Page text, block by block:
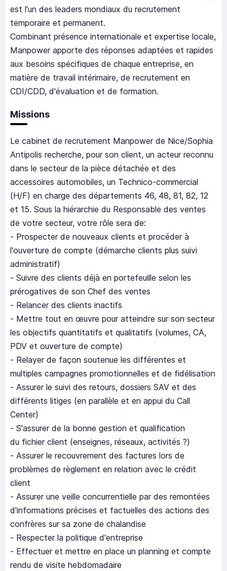
est l'un des leaders mondiaux du recrutement
temporaire et permanent.
Combinant présence internationale et expertise locale,
Manpower apporte des réponses adaptées et rapides
aux besoins spécifiques de chaque entreprise, en
matière de travail intérimaire, de recrutement en
CDI/CDD, d'évaluation et de formation.
Missions
Le cabinet de recrutement Manpower de Nice/Sophia
Antipolis recherche, pour son client, un acteur reconnu
dans le secteur de la pièce détachée et des
accessoires automobiles, un Technico-commercial
(H/F) en charge des départements 46, 48, 81, 82, 12
et 15. Sous la hiérarchie du Responsable des ventes
de votre secteur, votre rôle sera de:
- Prospecter de nouveaux clients et procéder à
l'ouverture de compte (démarche clients plus suivi
administratif)
- Suivre des clients déjà en portefeuille selon les
prérogatives de son Chef des ventes
- Relancer des clients inactifs
- Mettre tout en œuvre pour atteindre sur son secteur
les objectifs quantitatifs et qualitatifs (volumes, CA,
PDV et ouverture de compte)
- Relayer de façon soutenue les différentes et
multiples campagnes promotionnelles et de fidélisation
- Assurer le suivi des retours, dossiers SAV et des
différents litiges (en parallèle et en appui du Call
Center)
- S'assurer de la bonne gestion et qualification
du fichier client (enseignes, réseaux, activités ?)
- Assurer le recouvrement des factures lors de
problèmes de règlement en relation avec le crédit
client
- Assurer une veille concurrentielle par des remontées
d'informations précises et factuelles des actions des
confrères sur sa zone de chalandise
- Respecter la politique d'entreprise
- Effectuer et mettre en place un planning et compte
rendu de visite hebdomadaire